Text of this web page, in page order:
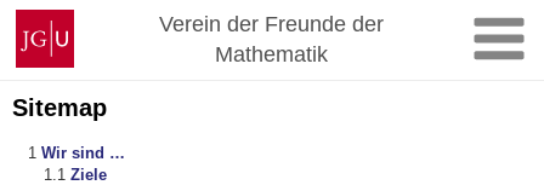
Zum
Inhalt
springen
Johannes
Gutenberg-
Universität
Mainz
Verein der Freunde der
Mathematik
Sitemap
Wir sind …
Ziele